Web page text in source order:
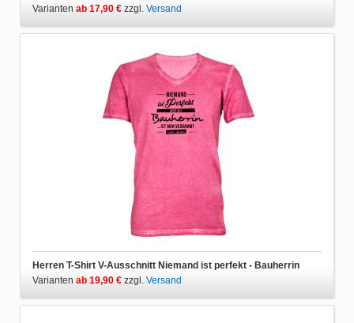
Varianten ab 17,90 € zzgl. Versand
Herren T-Shirt V-Ausschnitt Niemand ist perfekt - Bauherrin
Varianten ab 19,90 € zzgl. Versand